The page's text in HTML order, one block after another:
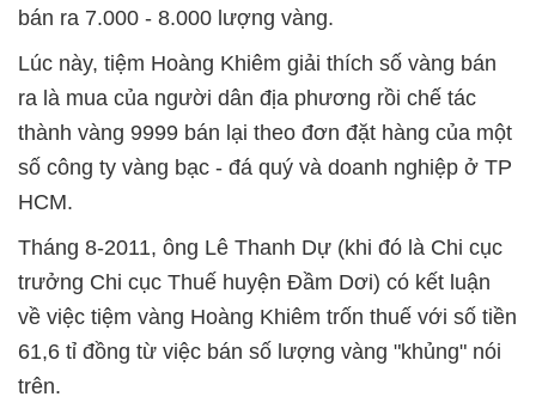
bán ra 7.000 - 8.000 lượng vàng.
Lúc này, tiệm Hoàng Khiêm giải thích số vàng bán
ra là mua của người dân địa phương rồi chế tác
thành vàng 9999 bán lại theo đơn đặt hàng của một
số công ty vàng bạc - đá quý và doanh nghiệp ở TP
HCM.
Tháng 8-2011, ông Lê Thanh Dự (khi đó là Chi cục
trưởng Chi cục Thuế huyện Đầm Dơi) có kết luận
về việc tiệm vàng Hoàng Khiêm trốn thuế với số tiền
61,6 tỉ đồng từ việc bán số lượng vàng "khủng" nói
trên.